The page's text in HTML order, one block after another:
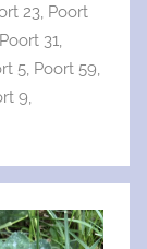
23 Poort
Poort 31
5 Poort 59
9